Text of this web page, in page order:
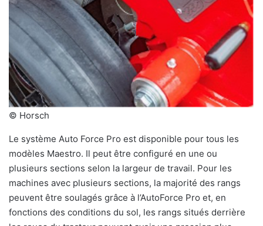
© Horsch
Le système Auto Force Pro est disponible pour tous les
modèles Maestro. Il peut être configuré en une ou
plusieurs sections selon la largeur de travail. Pour les
machines avec plusieurs sections, la majorité des rangs
peuvent être soulagés grâce à l’AutoForce Pro et, en
fonctions des conditions du sol, les rangs situés derrière